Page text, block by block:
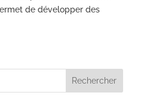
de développer des